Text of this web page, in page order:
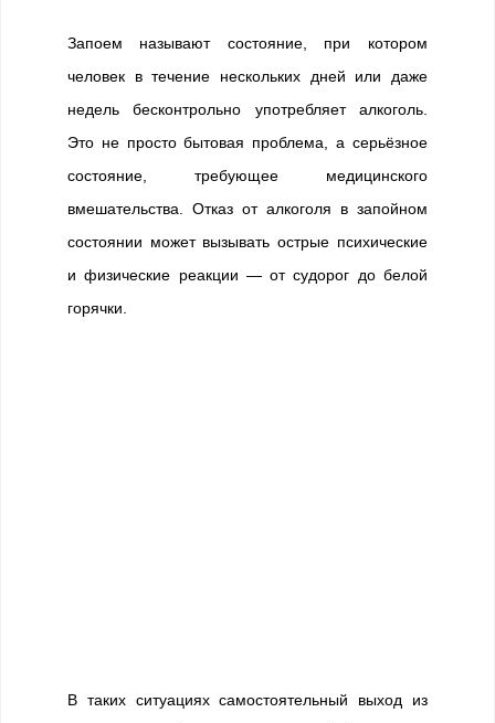
Запоем называют состояние, при котором
человек в течение нескольких дней или даже
недель бесконтрольно употребляет алкоголь.
Это не просто бытовая проблема, а серьёзное
состояние, требующее медицинского
вмешательства. Отказ от алкоголя в запойном
состоянии может вызывать острые психические
и физические реакции — от судорог до белой
горячки.
В таких ситуациях самостоятельный выход из